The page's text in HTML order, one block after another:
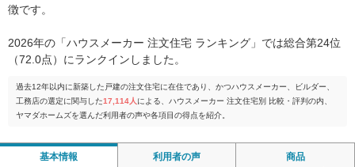
徴です。
2026年の「ハウスメーカー 注文住宅 ランキング」では総合第24位
（72.0点）にランクインしました。
過去12年以内に新築した戸建の注文住宅に在住であり、かつハウスメーカー、ビルダー、
工務店の選定に関与した17,114人 による、ハウスメーカー 注文住宅別 比較・評判の内、
ヤマダホームズを選んだ利用者の声や各項目の得点を紹介。
基本情報
利用者の声
商品